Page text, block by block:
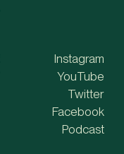
Instagram
YouTube
Twitter
Facebook
Podcast